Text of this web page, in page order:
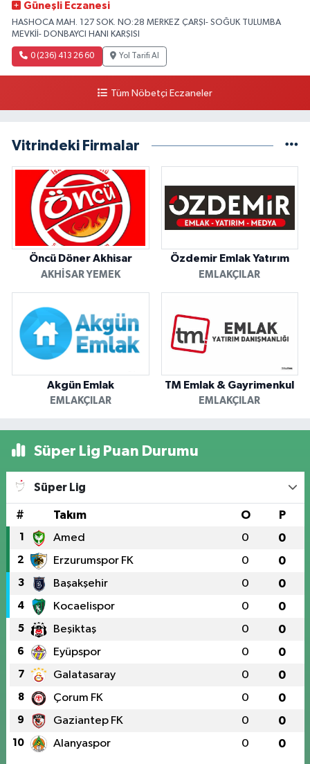
Güneşli Eczanesi
HASHOCA MAH. 127 SOK. NO:28 MERKEZ ÇARŞI- SOĞUK TULUMBA
MEVKİİ- DONBAYCI HANI KARŞISI
0 (236) 413 26 60 Yol Tarifi Al
Tüm Nöbetçi Eczaneler
Vitrindeki Firmalar
Öncü Döner Akhisar
AKHISAR YEMEK
Özdemir Emlak Yatırım
EMLAKÇILAR
Akgün Emlak
EMLAKÇILAR
TM Emlak & Gayrimenkul
EMLAKÇILAR
Süper Lig Puan Durumu
Süper Lig
# Takım O P
1 Amed 0 0
2 Erzurumspor FK 0 0
3 Başakşehir 0 0
4 Kocaelispor 0 0
5 Beşiktaş 0 0
6 Eyüpspor 0 0
7 Galatasaray 0 0
8 Çorum FK 0 0
9 Gaziantep FK 0 0
10 Alanyaspor 0 0